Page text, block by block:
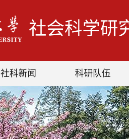
社会科学研
社科新闻 科研队伍